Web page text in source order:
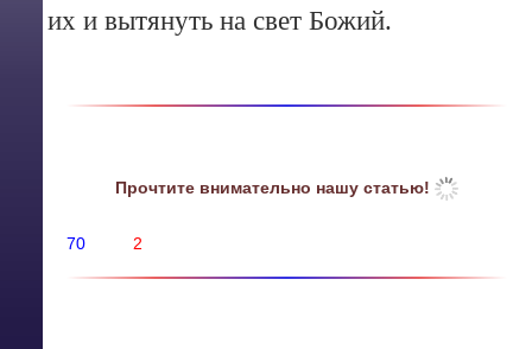
их и вытянуть на свет Божий.
Прочтите внимательно нашу статью!
70 2